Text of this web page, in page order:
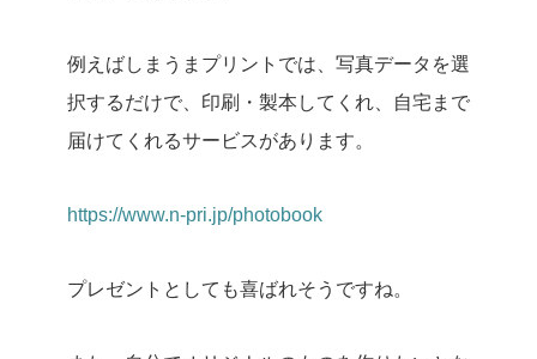
例えばしまうまプリントでは、写真データを選
択するだけで、印刷・製本してくれ、自宅まで
届けてくれるサービスがあります。
https://www.n-pri.jp/photobook
プレゼントとしても喜ばれそうですね。